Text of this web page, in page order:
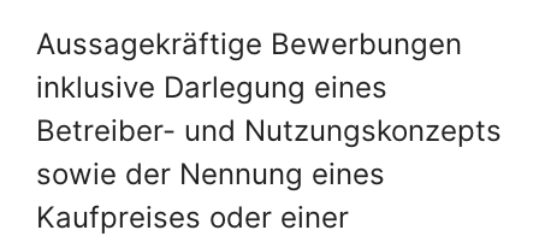
Aussagekräftige Bewerbungen
inklusive Darlegung eines
Betreiber- und Nutzungskonzepts
sowie der Nennung eines
Kaufpreises oder einer